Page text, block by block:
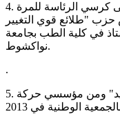
4. سوماري أوتوما، يخض المنافسة على كرسي الرئاسة للمرة
حزب "طلائع قوي التغيير
في كلية الطب بجامعة
نواكشوط.
.
5. با ممادو بوكار: رئيس "حركة التجديد" ومن مؤسسي حركة